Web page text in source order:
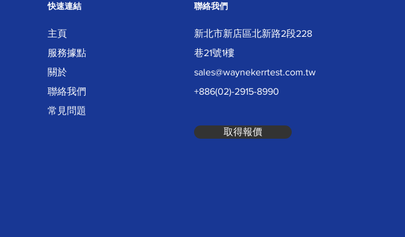
快速連結
主頁
服務據點
關於
聯絡我們
常見問題
聯絡我們
新北市新店區北新路2段228
巷21號1樓
sales@waynekerrtest.com.tw
+886(02)-2915-8990
取得報價